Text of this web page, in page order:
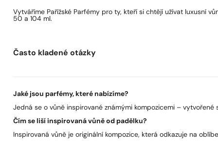
Vytváříme Pařížské Parfémy pro ty, kteří si chtějí užívat luxusní
50 a 104 ml.
Často kladené otázky
Jaké jsou parfémy, které nabízíme?
Jedná se o vůně inspirované známými kompozicemi –
Čím se liší inspirovaná vůně od padělku?
Inspirovaná vůně je originální kompozice, která odkazuje na